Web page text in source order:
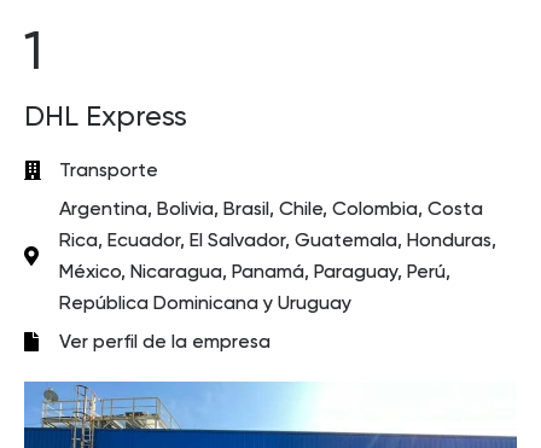
1
DHL Express
Transporte
Argentina, Bolivia, Brasil, Chile, Colombia, Costa
Rica, Ecuador, El Salvador, Guatemala, Honduras,
México, Nicaragua, Panamá, Paraguay, Perú,
República Dominicana y Uruguay
Ver perfil de la empresa